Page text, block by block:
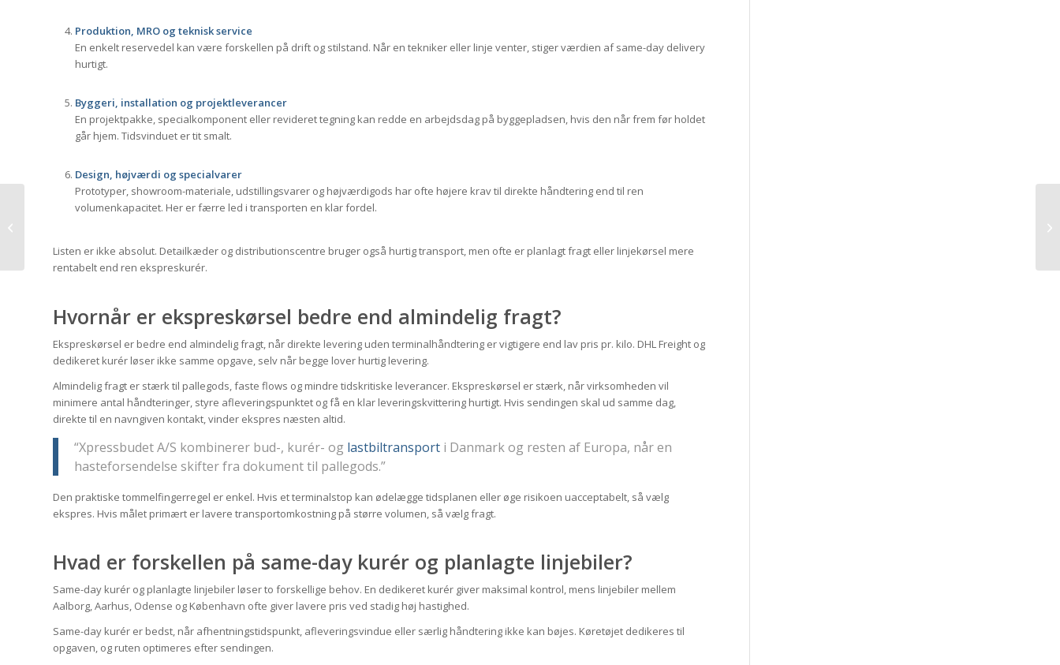
Produktion, MRO og teknisk service
En enkelt reservedel kan være forskellen på drift og stilstand. Når en tekniker eller linje venter, stiger værdien af same-day delivery
hurtigt.
Byggeri, installation og projektleverancer
En projektpakke, specialkomponent eller revideret tegning kan redde en arbejdsdag på byggepladsen, hvis den når frem før holdet
går hjem. Tidsvinduet er tit smalt.
Design, højværdi og specialvarer
Prototyper, showroom-materiale, udstillingsvarer og højværdigods har ofte højere krav til direkte håndtering end til ren
volumenkapacitet. Her er færre led i transporten en klar fordel.
Listen er ikke absolut. Detailkæder og distributionscentre bruger også hurtig transport, men ofte er planlagt fragt eller linjekørsel mere
rentabelt end ren ekspreskurér.
Hvornår er ekspreskørsel bedre end almindelig fragt?
Ekspreskørsel er bedre end almindelig fragt, når direkte levering uden terminalhåndtering er vigtigere end lav pris pr. kilo. DHL Freight og
dedikeret kurér løser ikke samme opgave, selv når begge lover hurtig levering.
Almindelig fragt er stærk til pallegods, faste flows og mindre tidskritiske leverancer. Ekspreskørsel er stærk, når virksomheden vil
minimere antal håndteringer, styre afleveringspunktet og få en klar leveringskvittering hurtigt. Hvis sendingen skal ud samme dag,
direkte til en navngiven kontakt, vinder ekspres næsten altid.
“Xpressbudet A/S kombinerer bud-, kurér- og lastbiltransport i Danmark og resten af Europa, når en
hasteforsendelse skifter fra dokument til pallegods.”
Den praktiske tommelfingerregel er enkel. Hvis et terminalstop kan ødelægge tidsplanen eller øge risikoen uacceptabelt, så vælg
ekspres. Hvis målet primært er lavere transportomkostning på større volumen, så vælg fragt.
Hvad er forskellen på same-day kurér og planlagte linjebiler?
Same-day kurér og planlagte linjebiler løser to forskellige behov. En dedikeret kurér giver maksimal kontrol, mens linjebiler mellem
Aalborg, Aarhus, Odense og København ofte giver lavere pris ved stadig høj hastighed.
Same-day kurér er bedst, når afhentningstidspunkt, afleveringsvindue eller særlig håndtering ikke kan bøjes. Køretøjet dedikeres til
opgaven, og ruten optimeres efter sendingen.
Butikslevering: undgå